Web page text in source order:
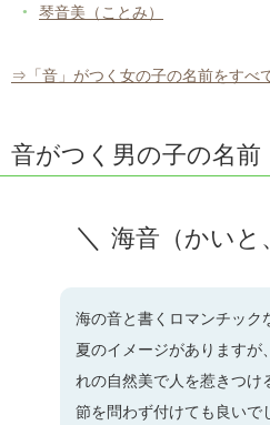
琴音美（ことみ）
⇒「音」がつく女の子の名前をすべ
音がつく男の子の名前
海音（かいと
海の音と書くロマンチック
夏のイメージがありますが
れの自然美で人を惹きつけ
節を問わず付けても良いで